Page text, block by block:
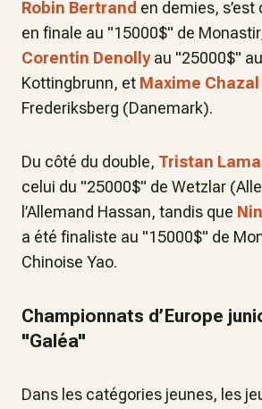
Robin Bertrand en demies,
en finale au "15000$" de
Corentin Denollyau "25000$"
Kottingbrunn, et Maxime Chazal
Frederiksberg (Danemark).
Du côté du double, Tristan
celui du "25000$" de Wetzlar
l’Allemand Hassan, tandis que
a été finaliste au "15000$" de
Chinoise Yao.
Championnats d’Europe
"Galéa"
Dans les catégories jeunes, les